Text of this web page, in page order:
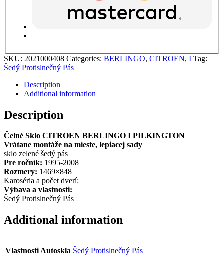
SKU: 2021000408 Categories: BERLINGO, CITROEN, I Tag:
Šedý Protislnečný Pás
Description
Additional information
Description
Čelné Sklo CITROEN BERLINGO I PILKINGTON
Vrátane montáže na mieste, lepiacej sady
sklo zelené šedý pás
Pre ročník: 1995-2008
Rozmery: 1469×848
Karoséria a počet dverí:
Výbava a vlastnosti:
Šedý Protislnečný Pás
Additional information
Vlastnosti Autoskla Šedý Protislnečný Pás